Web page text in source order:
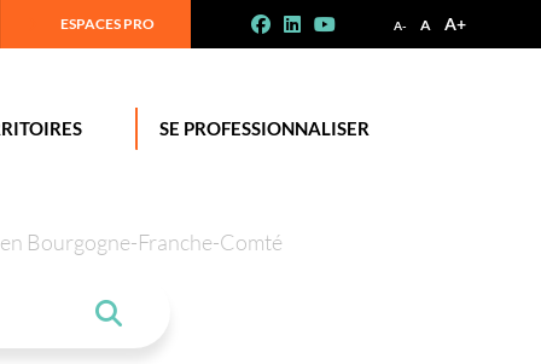
A- A A+
ESPACES PRO
SE PROFESSIONNALISER
Bourgogne-Franche-Comté